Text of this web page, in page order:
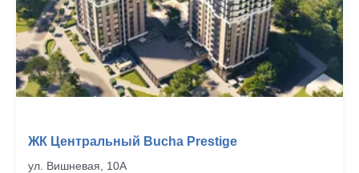
ЖК Центральный Bucha Prestige
ул. Вишневая, 10А